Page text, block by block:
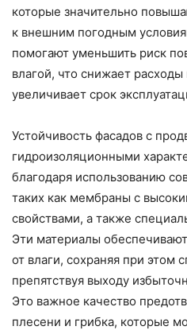
которые значительно
к внешним погодным
помогают уменьшить риск
влагой, что снижает
увеличивает срок
Устойчивость фасадов с
гидроизоляционными
благодаря использованию
таких как мембраны с
свойствами, а также
Эти материалы
от влаги, сохраняя при этом
препятствуя выходу
Это важное качество
плесени и грибка, которые